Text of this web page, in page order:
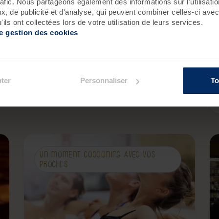
Nous partageons également des informations sur
de publicité et d'analyse, qui peuvent combiner celles-ci
ont collectées lors de votre utilisation de leurs services.
gestion des cookies
Personnaliser
dès380 €/ pers.
Meilleur tarif au 17/11/2026 avec
UN MOMENT COCOONING AVEC VOS
PROCHES